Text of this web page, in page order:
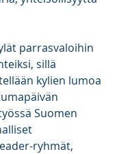
parrasvaloihin
sillä
kylien lumoa
Suomen
ryhmät,